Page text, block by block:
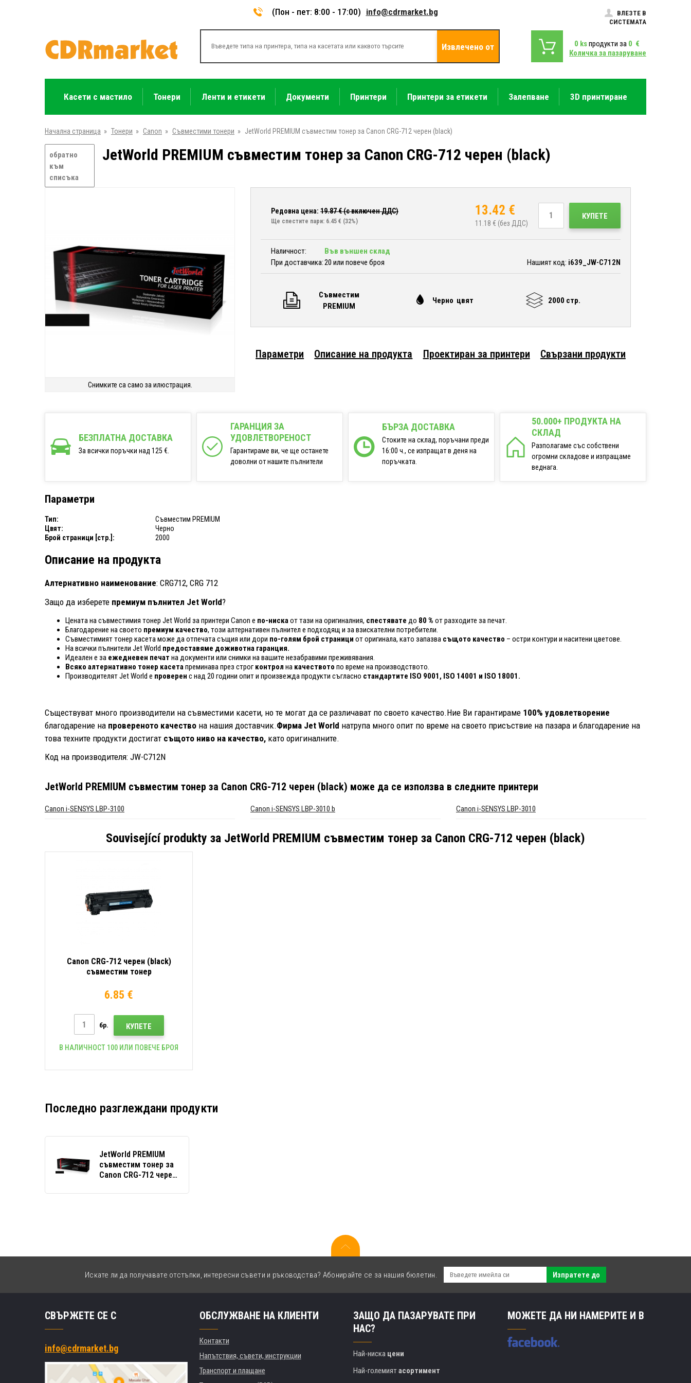
(Пон - пет: 8:00 - 17:00) info@cdrmarket.bg
ВЛЕЗТЕ В
СИСТЕМАТА
Извлечено от 0 ksпродукти за 0 €
Количка за пазаруване
Касети с мастило Тонери Ленти и етикети Документи Принтери Принтери за етикети Залепване 3D принтиране
Начална страница » Тонери » Canon » Съвместими тонери » JetWorld PREMIUM съвместим тонер за Canon CRG-712 черен (black)
обратно
към
списъка
JetWorld PREMIUM съвместим тонер за Canon CRG-712 черен (black)
Снимките са само за илюстрация.
Редовна цена: 19.87€ (с включен ДДС)
Ще спестите пари: 6.45 € (32%)
13.42 €
11.18 € (без ДДС)
КУПЕТЕ
Наличност:
Във външен склад
При доставчика:20 или повече броя Нашият код: i639_JW-C712N
Съвместим
PREMIUM
Черно цвят 2000 стр.
Параметри Описание на продукта Проектиран за принтери Свързани продукти
БЕЗПЛАТНА ДОСТАВКА
За всички поръчки над 125 €.
ГАРАНЦИЯ ЗА
УДОВЛЕТВОРЕНОСТ
Гарантираме ви, че ще останете
доволни от нашите пълнители
БЪРЗА ДОСТАВКА
Стоките на склад, поръчани преди
16:00 ч., се изпращат в деня на
поръчката.
50.000+ ПРОДУКТА НА
СКЛАД
Разполагаме със собствени
огромни складове и изпращаме
веднага.
Параметри
Тип:
Съвместим PREMIUM
Цвят:
Черно
Брой страници [стр.]:
2000
Описание на продукта
Алтернативно наименование: CRG712, CRG 712
Защо да изберете премиум пълнител Jet World?
Цената на съвместимия тонер Jet World за принтери Canon е по-нискаот тази на оригиналния, спестявате до 80 % от разходите за печат.
Благодарение на своето премиум качество, този алтернативен пълнител е подходящ и за взискателни потребители.
Съвместимият тонер касета може да отпечата същия или дори по-голям брой страници от оригинала, като запазва същото качество – остри контури и наситени цветове.
На всички пълнители Jet World предоставяме доживотна гаранция.
Идеален е за ежедневен печат на документи или снимки на вашите незабравими преживявания.
Всяко алтернативно тонер касетапреминава през строг контрол на качеството по време на производството.
Производителят Jet World е проверен с над 20 години опит и произвежда продукти съгласно стандартите ISO 9001, ISO 14001 и ISO 18001.
Съществуват много производители на съвместими касети, но те могат да се различават по своето качество.Ние Ви гарантираме 100% удовлетворение
благодарение на провереното качество на нашия доставчик.Фирма Jet World натрупа много опит по време на своето присъствие на пазара и благодарение на
това техните продукти достигат същото ниво на качество, като оригиналните.
Код на производителя: JW-C712N
JetWorld PREMIUM съвместим тонер за Canon CRG-712 черен (black) може да се използва в следните принтери
Canon i-SENSYS LBP-3100 Canon i-SENSYS LBP-3010 b Canon i-SENSYS LBP-3010
Související produkty за JetWorld PREMIUM съвместим тонер за Canon CRG-712 черен (black)
Canon CRG-712 черен (black)
съвместим тонер
6.85 €
бр. КУПЕТЕ
В НАЛИЧНОСТ 100 ИЛИ ПОВЕЧЕ БРОЯ
Последно разглеждани продукти
JetWorld PREMIUM
съвместим тонер за
Canon CRG-712 черен
Искате ли да получавате отстъпки, интересни съвети и ръководства? Абонирайте се за нашия бюлетин. Изпратете до
СВЪРЖЕТЕ СЕ С
info@cdrmarket.bg
ОБСЛУЖВАНЕ НА КЛИЕНТИ
Контакти
Напътствия, съвети, инструкции
Транспорт и плащане
ЗАЩО ДА ПАЗАРУВАТЕ ПРИ
НАС?
Най-ниска цени
Най-големиятасортимент
МОЖЕТЕ ДА НИ НАМЕРИТЕ И В